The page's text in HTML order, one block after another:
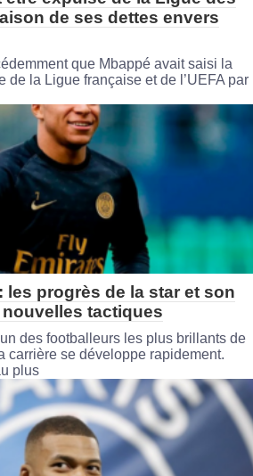
de ses dettes envers
que Mbappé avait saisi la
de la Ligue française et de l’UEFA par
les progrès de la star et son
tactiques
des footballeurs les plus brillants de
carrière se développe rapidement.
plus